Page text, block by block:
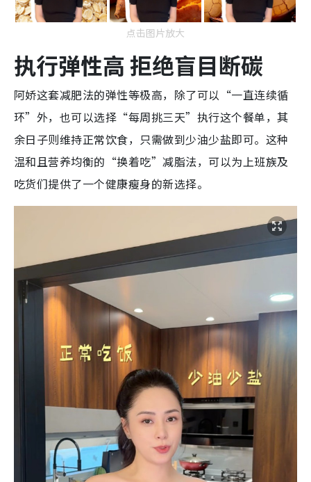
点击图片放大
执行弹性高 拒绝盲目断碳
阿娇这套减肥法的弹性等极高，除了可以“一直连续循
环”外，也可以选择“每周挑三天”执行这个餐单，其
余日子则维持正常饮食，只需做到少油少盐即可。这种
温和且营养均衡的“换着吃”减脂法，可以为上班族及
吃货们提供了一个健康瘦身的新选择。